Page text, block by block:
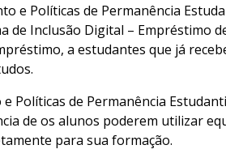
e Políticas de Permanência
de Inclusão Digital – Empréstimo
a estudantes que já
Políticas de Permanência
de os alunos poderem utilizar
para sua formação.